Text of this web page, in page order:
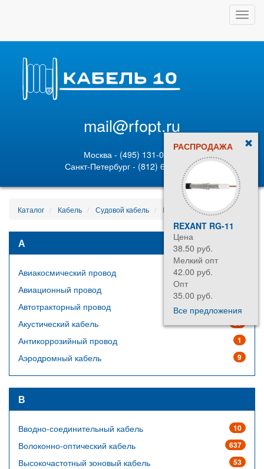
mail@rfopt.ru
Москва - (495) 131-02-05
Санкт-Петербург - (812) 628-80-89
РАСПРОДАЖА
REXANT RG-11
Цена
38.50 руб.
Мелкий опт
42.00 руб.
Опт
35.00 руб.
Все предложения
Каталог Кабель Судовой кабель КВДНЭ-100 27747
А
Авиакосмический провод
Авиационный провод
Автотракторный провод
20
Акустический кабель
1
Антикоррозийный провод
9
Аэродромный кабель
В
10
Вводно-соединительный кабель
637
Волоконно-оптический кабель
53
Высокочастотный зоновый кабель